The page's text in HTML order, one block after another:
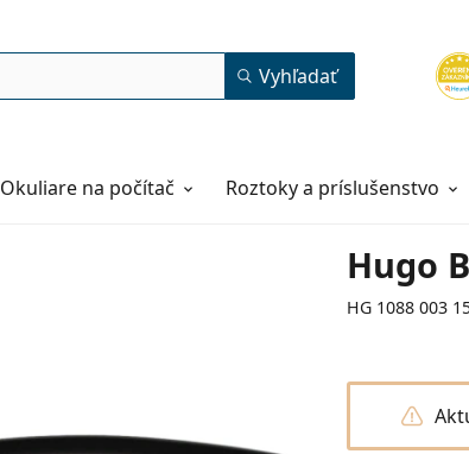
Vyhľadať
Okuliare na počítač Roztoky a príslušenstvo
Hugo
HG 1088 003